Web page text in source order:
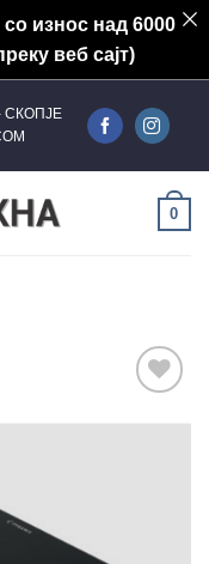
износ над 6000
веб сајт)
СКОПЈЕ
0